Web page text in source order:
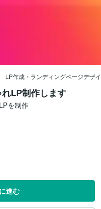
LP作成・ランディングページデザ
LP制作します
を制作
進む